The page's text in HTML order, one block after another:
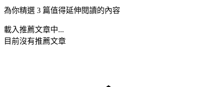
為你精選 3 篇值得延伸閱讀的內容
載入推薦文章中...
目前沒有推薦文章